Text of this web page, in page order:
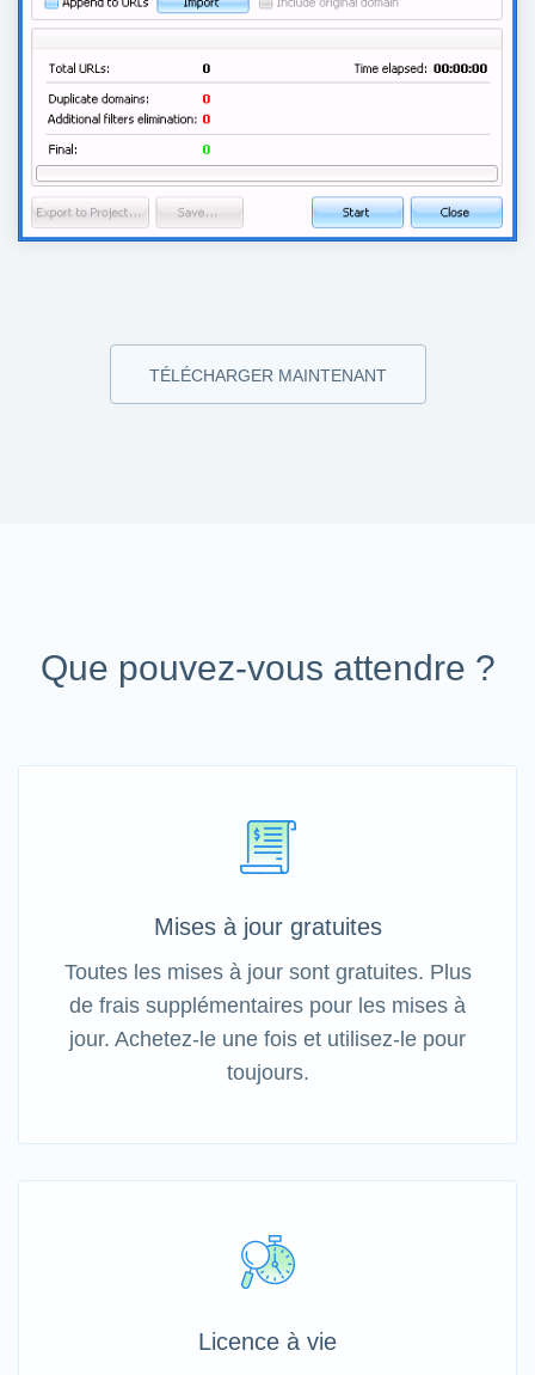
TÉLÉCHARGER MAINTENANT
Que pouvez-vous attendre ?
Mises à jour gratuites
Toutes les mises à jour sont gratuites. Plus
de frais supplémentaires pour les mises à
jour. Achetez-le une fois et utilisez-le pour
toujours.
Licence à vie